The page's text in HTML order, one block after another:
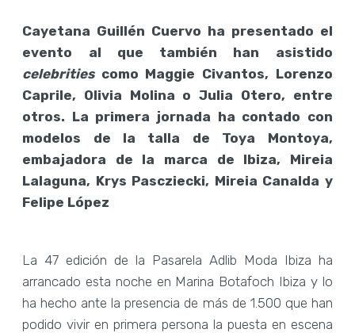
Cayetana Guillén Cuervo ha presentado el
evento al que también han asistido
celebritiescomo Maggie Civantos, Lorenzo
Caprile, Olivia Molina o Julia Otero, entre
otros. La primera jornada ha contado con
modelos de la talla de Toya Montoya,
embajadora de la marca de Ibiza, Mireia
Lalaguna, Krys Pascziecki, Mireia Canalda y
Felipe López
La 47 edición de la Pasarela Adlib Moda Ibiza ha
arrancado esta noche en Marina Botafoch Ibiza y lo
ha hecho ante la presencia de más de 1.500 que han
podido vivir en primera persona la puesta en escena